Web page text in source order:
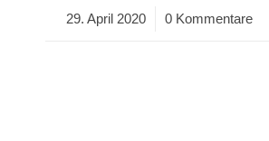
29. April 2020
/ 0 Kommentare